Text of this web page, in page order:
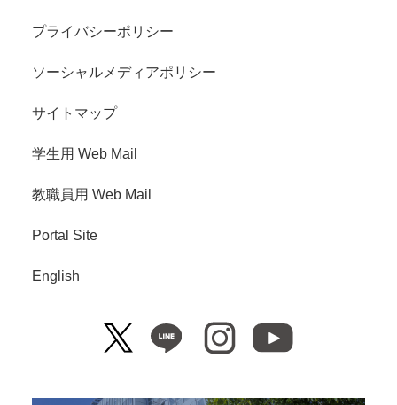
プライバシーポリシー
ソーシャルメディアポリシー
サイトマップ
学生用 Web Mail
教職員用 Web Mail
Portal Site
English